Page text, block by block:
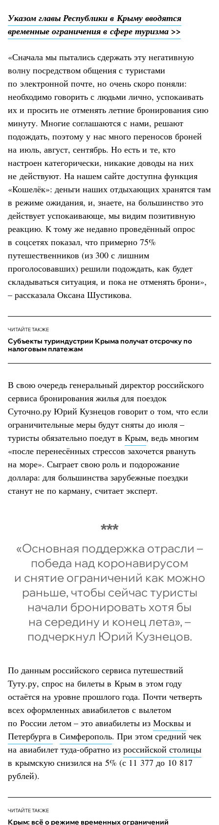
Указом главы Республики в Крыму вводятся
временные ограничения в сфере туризма >>
«Сначала мы пытались сдержать эту негативную
волну посредством общения с туристами
по электронной почте, но очень скоро поняли:
необходимо говорить с людьми лично, успокаивать
их и просить не отменять летние бронирования сию
минуту. Многие соглашаются с нами, решают
подождать, поэтому у нас много переносов броней
на июль, август, сентябрь. Но есть и те, кто
настроен категорически, никакие доводы на них
не действуют. На нашем сайте доступна функция
«Кошелёк»: деньги наших отдыхающих хранятся там
в режиме ожидания, и, знаете, на большинство это
действует успокаивающе, мы видим позитивную
реакцию. К тому же недавно проведённый опрос
в соцсетях показал, что примерно 75%
путешественников (из 300 с лишним
проголосовавших) решили подождать, как будет
складываться ситуация, и пока не отменять брони»,
– рассказала Оксана Шустикова.
ЧИТАЙТЕ ТАКЖЕ
Субъекты туриндустрии Крыма получат отсрочку по
налоговым платежам
В свою очередь генеральный директор российского
сервиса бронирования жилья для поездок
Суточно.ру Юрий Кузнецов говорит о том, что если
ограничительные меры будут сняты до июля –
туристы обязательно поедут в Крым, ведь многим
«после перенесённых стрессов захочется рвануть
на море». Сыграет свою роль и подорожание
доллара: для большинства зарубежные поездки
станут не по карману, считает эксперт.
«Основная поддержка отрасли –
победа над коронавирусом
и снятие ограничений как можно
раньше, чтобы сейчас туристы
начали бронировать хотя бы
на середину и конец лета», –
подчеркнул Юрий Кузнецов.
По данным российского сервиса путешествий
Туту.ру, спрос на билеты в Крым в этом году
остаётся на уровне прошлого года. Почти четверть
всех оформленных авиабилетов с вылетом
по России летом – это авиабилеты из Москвы и
Петербурга в Симферополь. При этом средний чек
на авиабилет туда-обратно из российской столицы
в крымскую снизился на 5% (с 11 377 до 10 817
рублей).
ЧИТАЙТЕ ТАКЖЕ
Крым: всё о режиме временных ограничений